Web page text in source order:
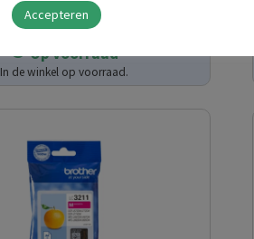
Op voorraad
In de winkel op voorraad.
Accepteren